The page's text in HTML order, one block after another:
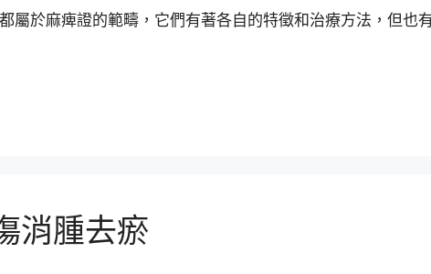
於麻痺證的範疇，它們有著各自的特徵和治療方法，但也
消腫去瘀